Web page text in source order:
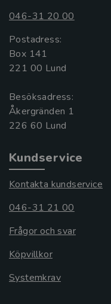
046-31 20 00
Postadress:
Box 141
221 00 Lund
Besöksadress:
Åkergränden 1
Kundservice
Kontakta kundservice
046-31 21 00
Frågor och svar
Köpvillkor
Systemkrav